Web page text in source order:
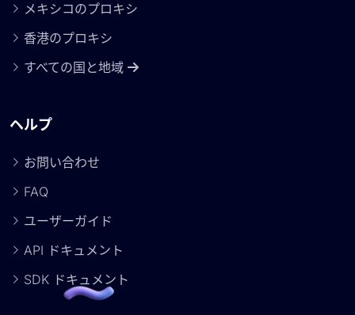
メキシコのプロキシ
香港のプロキシ
すべての国と地域
ヘルプ
お問い合わせ
FAQ
ユーザーガイド
API ドキュメント
SDK ドキュメント